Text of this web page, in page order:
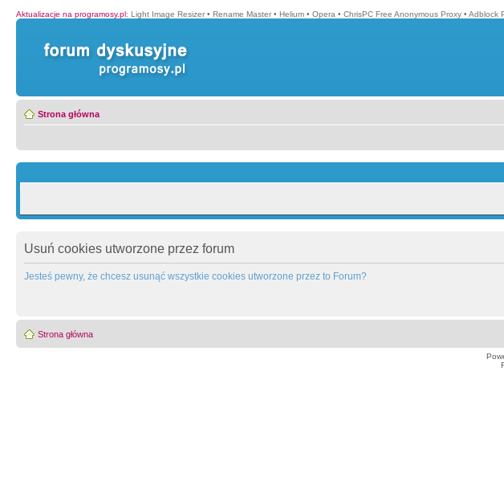
Aktualizacje na programosy.pl: Light Image Resizer • Rename Master • Helium • Opera • ChrisPC Free Anonymous Proxy • Adblock
Strona główna
Usuń cookies utworzone przez forum
Jesteś pewny, że chcesz usunąć wszystkie cookies utworzone przez to Forum?
Strona główna